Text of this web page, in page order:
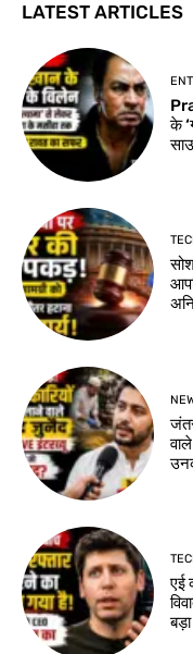
LATEST ARTICLES
के
एई